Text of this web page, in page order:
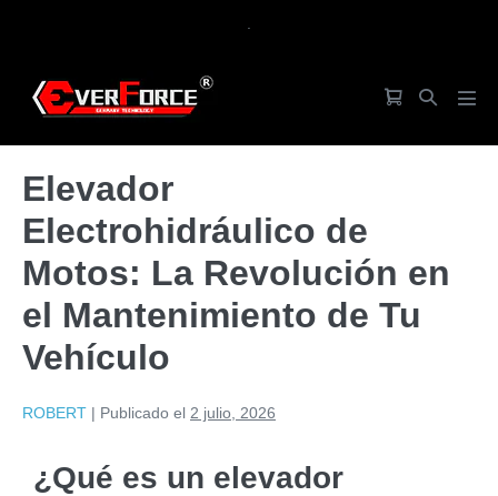
Elevador
Electrohidráulico de
Motos: La Revolución en
el Mantenimiento de Tu
Vehículo
ROBERT | Publicado el 2 julio, 2026
¿Qué es un elevador